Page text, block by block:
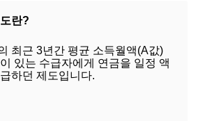
란?
최근 3년간 평균 소득월액(A값)
있는 수급자에게 연금을 일정 액
하던 제도입니다.